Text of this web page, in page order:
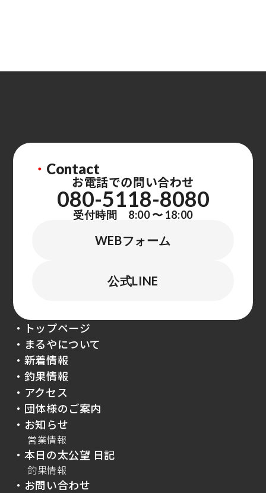
・ Contact
お電話での問い合わせ
080-5118-8080
受付時間 8:00 〜 18:00
WEBフォーム
公式LINE
・トップページ
・まるやについて
・新着情報
・釣果情報
・アクセス
・団体様のご案内
・お知らせ
営業情報
・本日の太公望 日記
釣果情報
・お問い合わせ